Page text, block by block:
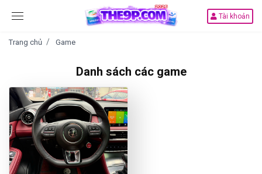
Tài khoản
Trang chủ Game
Danh sách các game